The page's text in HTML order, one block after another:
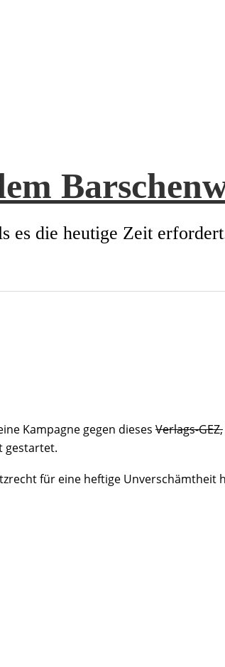
es die heutige Zeit
Kampagne gegen dieses Verlags-GEZ,
gestartet.
für eine heftige Unverschämtheit